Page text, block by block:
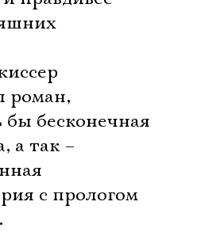
роман,
бы бесконечная
а так –
с прологом